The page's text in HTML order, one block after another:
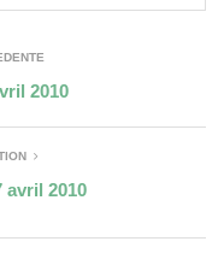
2010
avril 2010